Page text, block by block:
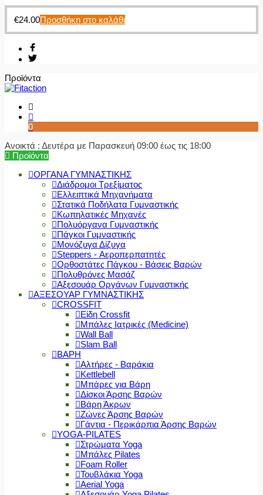
€24.00Προσθήκη στο καλάθι
Προϊόντα
0
Ανοικτά : Δευτέρα με Παρασκευή 09:00 έως τις 18:00
Προϊόντα
ΟΡΓΑΝΑ ΓΥΜΝΑΣΤΙΚΗΣ
Διάδρομοι Τρεξίματος
Ελλειπτικά Μηχανήματα
Στατικά Ποδήλατα Γυμναστικής
Κωπηλατικές Μηχανές
Πολυόργανα Γυμναστικής
Πάγκοι Γυμναστικής
Μονόζυγα Δίζυγα
Steppers - Αεροπερπατητές
Ορθοστάτες Πάγκου - Βάσεις Βαρών
Πολυθρόνες Μασάζ
Αξεσουάρ Οργάνων Γυμναστικής
ΑΞΕΣΟΥΑΡ ΓΥΜΝΑΣΤΙΚΗΣ
CROSSFIT
Είδη Crossfit
Μπάλες Ιατρικές (Medicine)
Wall Ball
Slam Ball
ΒΑΡΗ
Αλτήρες - Βαράκια
Kettlebell
Μπάρες για Βάρη
Δίσκοι Άρσης Βαρών
Βάρη Άκρων
Ζώνες Άρσης Βαρών
Γάντια - Περικάρπια Άρσης Βαρών
YOGA-PILATES
Στρώματα Yoga
Μπάλες Pilates
Foam Roller
Τουβλάκια Yoga
Aerial Yoga